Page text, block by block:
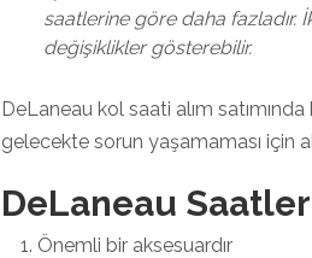
saatlerine göre daha fazladır.
değişiklikler gösterebilir.
DeLaneau kol saati alım satımında
gelecekte sorun yaşamaması için
DeLaneau
Önemli bir aksesuardır